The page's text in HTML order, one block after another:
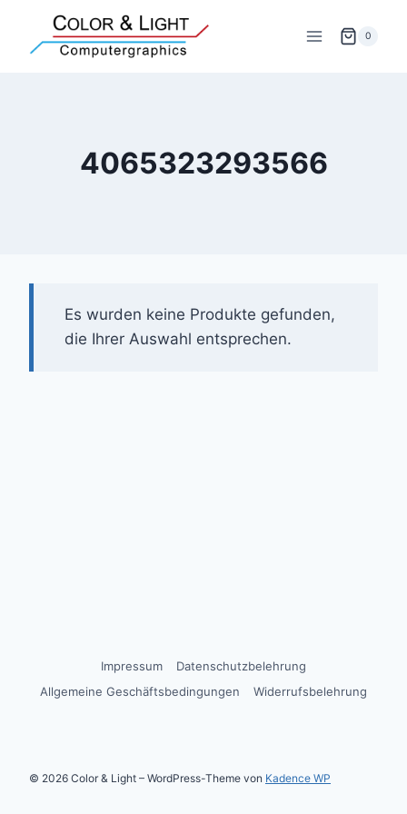
springen
0
4065323293566
Es wurden keine Produkte gefunden,
die Ihrer Auswahl entsprechen.
Impressum
Datenschutzbelehrung
Allgemeine Geschäftsbedingungen
Widerrufsbelehrung
© 2026 Color & Light – WordPress-Theme von Kadence WP